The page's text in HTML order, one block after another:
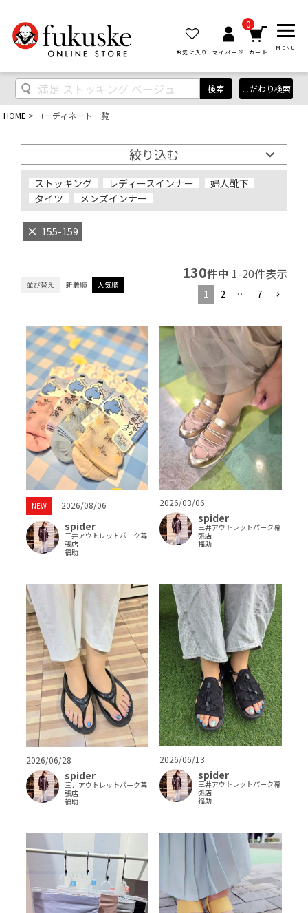
お気に入り マイページ
0
カート
MENU
検索 こだわり検索
HOME コーディネート一覧
絞り込む
ストッキング レディースインナー
婦人靴下
タイツ
メンズインナー
155-159
並び替え 新着順 人気順
130件中 1-20件表示
1 2 … 7
NEW 2026/08/06
spider
三井アウトレットパーク幕
張店
福助
2026/03/06
spider
三井アウトレットパーク幕
張店
福助
2026/06/28
spider
三井アウトレットパーク幕
張店
福助
2026/06/13
spider
三井アウトレットパーク幕
張店
福助